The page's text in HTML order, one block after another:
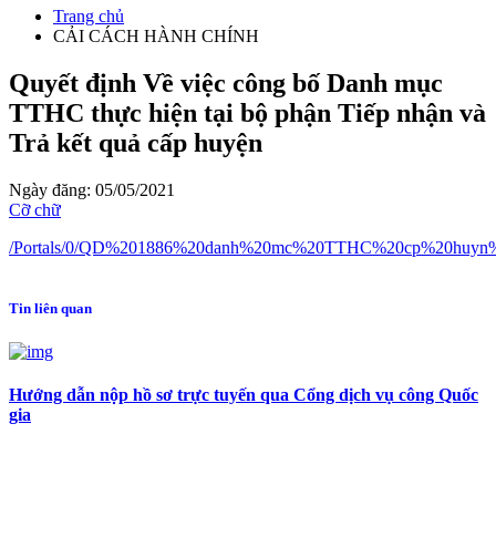
Trang chủ
CẢI CÁCH HÀNH CHÍNH
Quyết định Về việc công bố Danh mục
TTHC thực hiện tại bộ phận Tiếp nhận và
Trả kết quả cấp huyện
Ngày đăng: 05/05/2021
Cỡ chữ
/Portals/0/
Tin liên quan
Hướng dẫn nộp hồ sơ trực tuyến qua Cổng dịch vụ công Quốc
gia